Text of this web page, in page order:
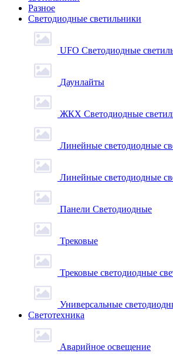
Разное
Светодиодные светильники
UFO Светодиодные
Даунлайты
ЖКХ Светодиодные
Линейные светодиодные
Линейные светодиодные
Панели Светодиодные
Трековые
Трековые светодиодные
Универсальные
Светотехника
Аварийное освещение